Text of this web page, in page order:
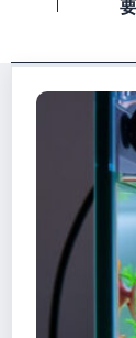
要